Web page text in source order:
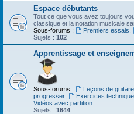
Espace débutants
Tout ce que vous avez toujours
classique et la notation musicale
Sous-forums :
Premiers essais
Sujets : 102
Apprentissage et
Sous-forums : Leçons de guitare,
progresser
Exercices
Vidéos avec partition
Sujets : 1644